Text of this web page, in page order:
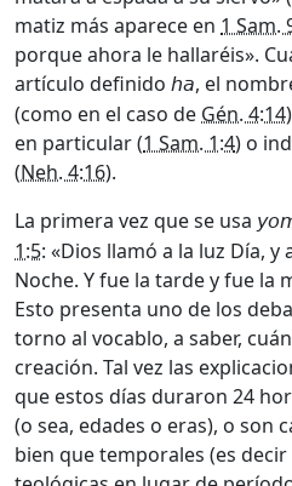
matiz más aparece en 1 Sam.
porque ahora le hallaréis».
artículo definido ha, el
(como en el caso de Gén. 4:14
en particular (1 Sam. 1:4) o
(Neh. 4:16).
La primera vez que se usa
1:5: «Dios llamó a la luz Día, y
Noche. Y fue la tarde y fue la
Esto presenta uno de los
torno al vocablo, a saber,
creación. Tal vez las
que estos días duraron 24
(o sea, edades o eras), o son
bien que temporales (es